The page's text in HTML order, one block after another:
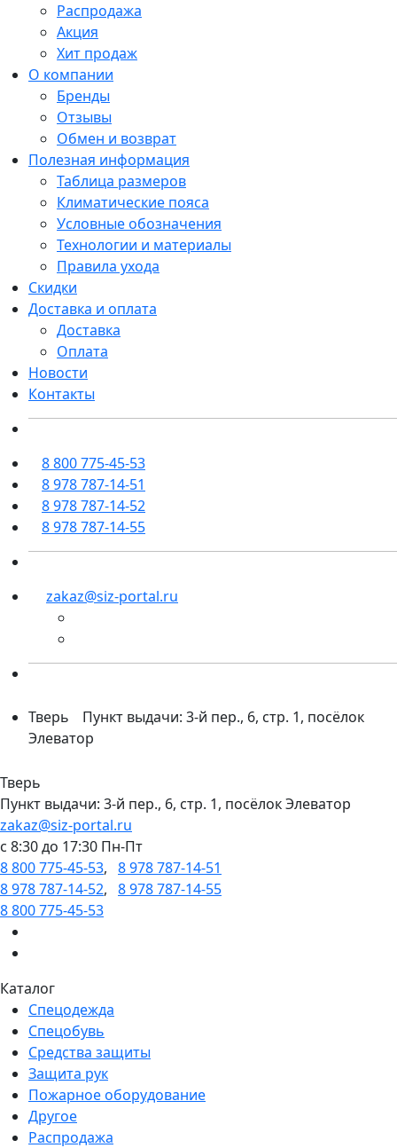
Распродажа
Акция
Хит продаж
О компании
Бренды
Отзывы
Обмен и возврат
Полезная информация
Таблица размеров
Климатические пояса
Условные обозначения
Технологии и материалы
Правила ухода
Скидки
Доставка и оплата
Доставка
Оплата
Новости
Контакты
8 800 775-45-53
8 978 787-14-51
8 978 787-14-52
8 978 787-14-55
zakaz@siz-portal.ru
Тверь
Пункт выдачи: 3-й пер., 6, стр. 1, посёлок
Элеватор
Тверь
Пункт выдачи: 3-й пер., 6, стр. 1, посёлок Элеватор
zakaz@siz-portal.ru
c 8:30 до 17:30 Пн-Пт
8 800 775-45-53, 8 978 787-14-51
8 978 787-14-52, 8 978 787-14-55
8 800 775-45-53
Каталог
Спецодежда
Спецобувь
Средства защиты
Защита рук
Пожарное оборудование
Другое
Распродажа